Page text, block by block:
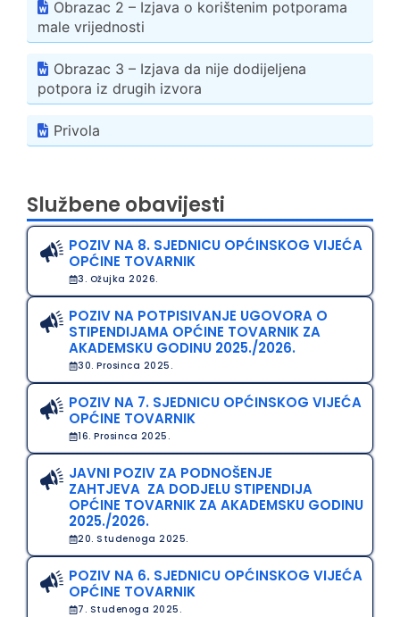
Obrazac 2 – Izjava o korištenim potporama
male vrijednosti
Obrazac 3 – Izjava da nije dodijeljena
potpora iz drugih izvora
Privola
Službene obavijesti
POZIV NA 8. SJEDNICU OPĆINSKOG VIJEĆA
OPĆINE TOVARNIK
3. Ožujka 2026.
POZIV NA POTPISIVANJE UGOVORA O
STIPENDIJAMA OPĆINE TOVARNIK ZA
AKADEMSKU GODINU 2025./2026.
30. Prosinca 2025.
POZIV NA 7. SJEDNICU OPĆINSKOG VIJEĆA
OPĆINE TOVARNIK
16. Prosinca 2025.
JAVNI POZIV ZA PODNOŠENJE
ZAHTJEVA ZA DODJELU STIPENDIJA
OPĆINE TOVARNIK ZA AKADEMSKU GODINU
2025./2026.
20. Studenoga 2025.
POZIV NA 6. SJEDNICU OPĆINSKOG VIJEĆA
OPĆINE TOVARNIK
7. Studenoga 2025.